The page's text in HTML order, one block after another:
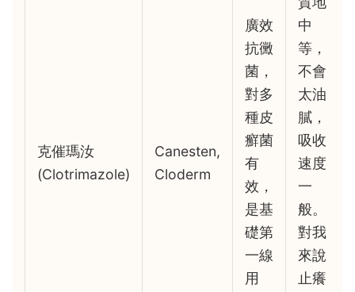
克催瑪汝
(Clotrimazole)
Canesten,
Cloderm
廣效
抗黴
菌，
對多
種皮
癬菌
有
效，
是基
礎第
一線
用
中
等，
不會
太油
膩，
吸收
速度
一
般。
對我
來說
止癢